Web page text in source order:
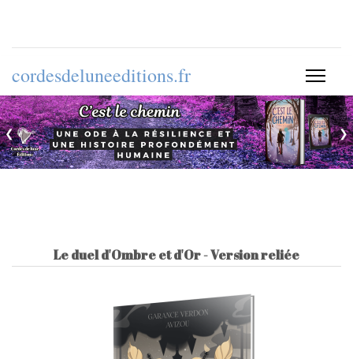
cordesdeluneeditions.fr
❮ ❯
Le duel d'Ombre et d'Or - Version reliée